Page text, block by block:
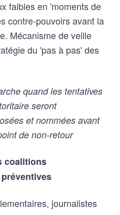
faibles en 'moments de
contre-pouvoirs avant la
Mécanisme de veille
du 'pas à pas' des
quand les tentatives
seront
et nommées avant
de non-retour
coalitions
journalistes